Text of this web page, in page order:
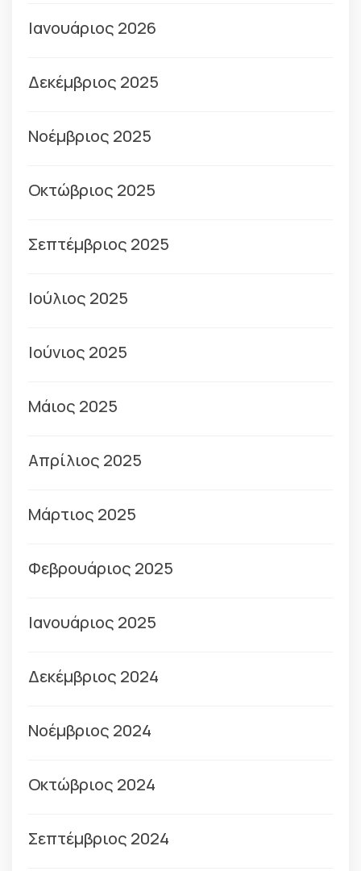
Ιανουάριος 2026
Δεκέμβριος 2025
Νοέμβριος 2025
Οκτώβριος 2025
Σεπτέμβριος 2025
Ιούλιος 2025
Ιούνιος 2025
Μάιος 2025
Απρίλιος 2025
Μάρτιος 2025
Φεβρουάριος 2025
Ιανουάριος 2025
Δεκέμβριος 2024
Νοέμβριος 2024
Οκτώβριος 2024
Σεπτέμβριος 2024